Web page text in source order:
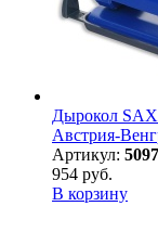
Дырокол SAX
Австрия-
Артикул:
954 руб.
В корзину